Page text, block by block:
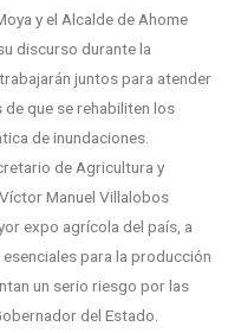
y el Alcalde de Ahome
discurso durante la
juntos para atender
que se rehabiliten los
de inundaciones.
de Agricultura y
Manuel Villalobos
expo agrícola del país, a
para la producción
un serio riesgo por las
del Estado.